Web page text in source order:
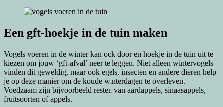
Een gft-hoekje in de tuin maken
Vogels voeren in de winter kan ook door en hoekje in de tuin uit te
kiezen om jouw ‘gft-afval’ neer te leggen. Niet alleen wintervogels
vinden dit geweldig, maar ook egels, insecten en andere dieren help
je op deze manier om de koude winterdagen te overleven.
Voedzaam zijn bijvoorbeeld resten van aardappels, sinaasappels,
fruitsoorten of appels.